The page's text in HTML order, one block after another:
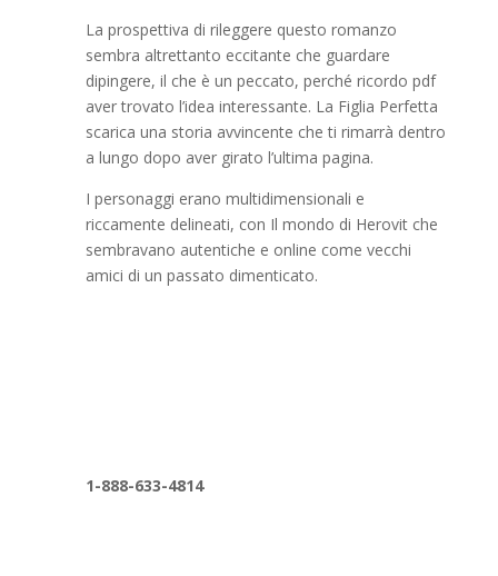
La prospettiva di rileggere questo romanzo
sembra altrettanto eccitante che guardare
dipingere, il che è un peccato, perché ricordo pdf
aver trovato l’idea interessante. La Figlia Perfetta
scarica una storia avvincente che ti rimarrà dentro
a lungo dopo aver girato l’ultima pagina.
I personaggi erano multidimensionali e
riccamente delineati, con Il mondo di Herovit che
sembravano autentiche e online come vecchi
amici di un passato dimenticato.
1-888-633-4814